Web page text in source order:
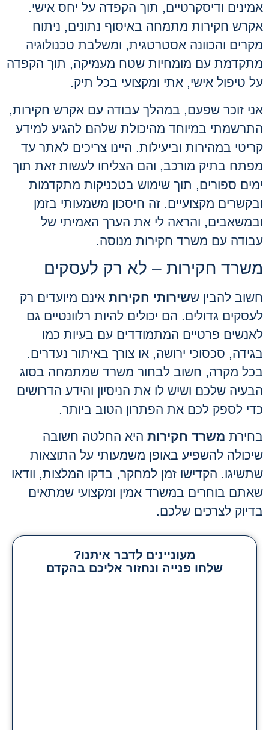
אמינים ודיסקרטיים, תוך הקפדה על יחס אישי.
אקרש חקירותמתמחה באיסוף נתונים, ניתוח
מקרים והכוונה אסטרטגית, ומשלבת טכנולוגיה
מתקדמת עם מומחיות שטח מעמיקה, תוך הקפדה
על טיפול אישי, אתי ומקצועי בכל תיק.
אני זוכר שפעם, במהלך עבודה עם אקרש חקירות,
התרשמתי במיוחד מהיכולת שלהם להגיע למידע
קריטי במהירות וביעילות. היינו צריכים לאתר עד
מפתח בתיק מורכב, והם הצליחו לעשות זאת תוך
ימים ספורים, תוך שימוש בטכניקות מתקדמות
ובקשרים מקצועיים. זה חיסכון משמעותי בזמן
ובמשאבים, והראה לי את הערך האמיתי של
עבודה עם משרד חקירות מנוסה.
משרד חקירות – לא רק לעסקים
חשוב להבין ששירותי חקירותאינם מיועדים רק
לעסקים גדולים. הם יכולים להיות רלוונטיים גם
לאנשים פרטיים המתמודדים עם בעיות כמו
בגידה, סכסוכי ירושה, או צורך באיתור נעדרים.
בכל מקרה, חשוב לבחור משרד שמתמחה בסוג
הבעיה שלכם ושיש לו את הניסיון והידע הדרושים
כדי לספק לכם את הפתרון הטוב ביותר.
בחירת משרד חקירותהיא החלטה חשובה
שיכולה להשפיע באופן משמעותי על התוצאות
שתשיגו. הקדישו זמן למחקר, בדקו המלצות, וודאו
שאתם בוחרים במשרד אמין ומקצועי שמתאים
בדיוק לצרכים שלכם.
מעוניינים לדבר איתנו?
שלחו פנייה ונחזור אליכם בהקדם